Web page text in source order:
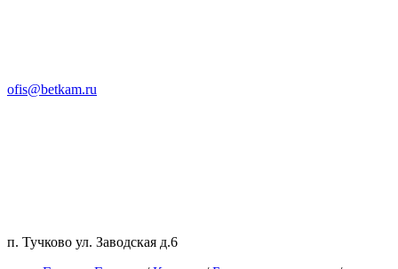
ofis@betkam.ru
п. Тучково ул. Заводская д.6